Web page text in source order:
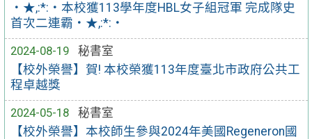
‧★,:*:‧本校獲113學年度HBL女子組冠軍 完成隊史
首次二連霸‧★,:*:‧
2024-08-19
秘書室
【校外榮譽】賀! 本校榮獲113年度臺北市政府公共工
程卓越獎
2024-05-18
秘書室
【校外榮譽】本校師生參與2024年美國Regeneron國